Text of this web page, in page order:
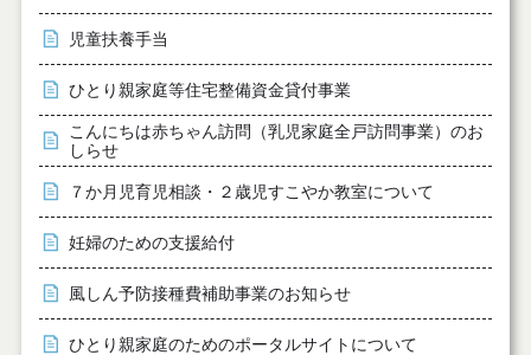
児童扶養手当
ひとり親家庭等住宅整備資金貸付事業
こんにちは赤ちゃん訪問（乳児家庭全戸訪問事業）のお
しらせ
７か月児育児相談・２歳児すこやか教室について
妊婦のための支援給付
風しん予防接種費補助事業のお知らせ
ひとり親家庭のためのポータルサイトについて